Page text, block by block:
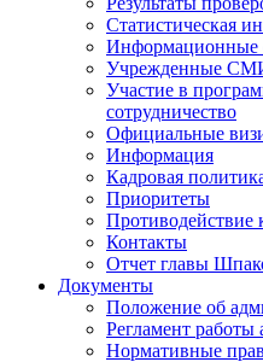
Статистическая
Информационные
Учрежденные
Участие в
сотрудничество
Официальные
Информация
Кадровая
Приоритеты
Противодействие
Контакты
Отчет главы
Документы
Положение об
Регламент
Нормативные